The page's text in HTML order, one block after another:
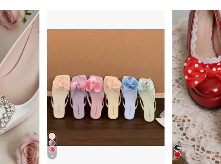
4